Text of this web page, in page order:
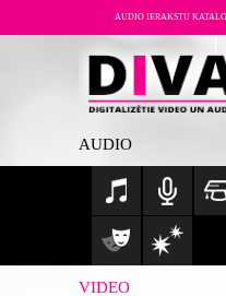
AUDIO IERAKSTU
AUDIO
VIDEO